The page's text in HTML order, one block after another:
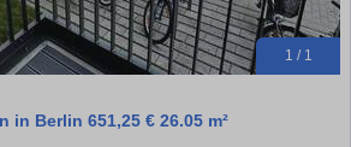
1 / 1
in Berlin 651,25 € 26.05 m²